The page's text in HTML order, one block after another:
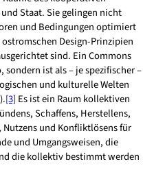
Staat. Sie gelingen nicht
und Bedingungen optimiert
Design-Prinzipien
sind. Ein Commons
ist als – je spezifischer –
und kulturelle Welten
[3] Es ist ein Raum kollektiven
Schaffens, Herstellens,
und Konfliktlösens für
und Umgangsweisen, die
die kollektiv bestimmt werden